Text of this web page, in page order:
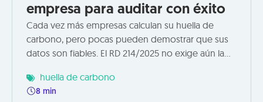
empresa para auditar con éxito
Cada vez más empresas calculan su huella de
carbono, pero pocas pueden demostrar que sus
datos son fiables. El RD 214/2025 no exige aún la
organizaciones, pero sí recomienda establecer
controles internos de calidad y preparar los
huella de carbono
8 min